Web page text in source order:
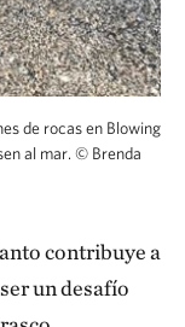
de rocas en Blowing
al mar. © Brenda
contribuye a
un desafío